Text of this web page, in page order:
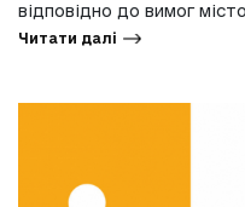
відповідно до вимог
Читати далі